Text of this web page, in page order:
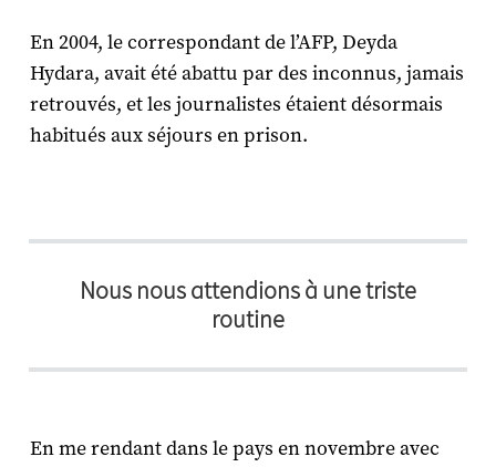
En 2004, le correspondant de l’AFP, Deyda
Hydara, avait été abattu par des inconnus, jamais
retrouvés, et les journalistes étaient désormais
habitués aux séjours en prison.
Nous nous attendions à une triste
routine
En me rendant dans le pays en novembre avec